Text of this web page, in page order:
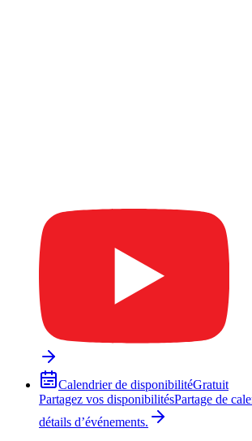
Calendrier de disponibilitéGratuit
Partagez vos disponibilitésPartage de
détails d’événements.